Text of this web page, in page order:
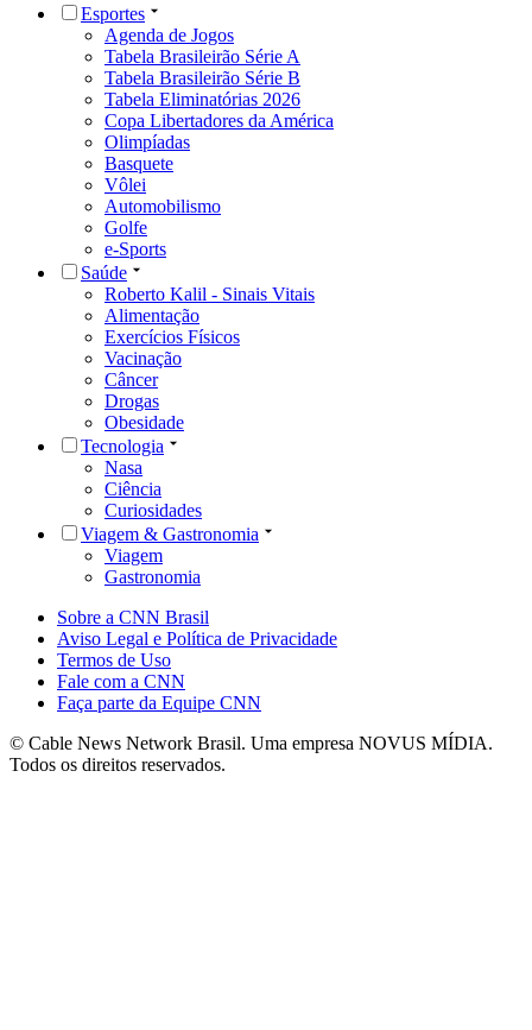
Esportes
Agenda de Jogos
Tabela Brasileirão Série A
Tabela Brasileirão Série B
Tabela Eliminatórias 2026
Copa Libertadores da América
Olimpíadas
Basquete
Vôlei
Automobilismo
Golfe
e-Sports
Saúde
Roberto Kalil - Sinais Vitais
Alimentação
Exercícios Físicos
Vacinação
Câncer
Drogas
Obesidade
Tecnologia
Nasa
Ciência
Curiosidades
Viagem & Gastronomia
Viagem
Gastronomia
Sobre a CNN Brasil
Aviso Legal e Política de Privacidade
Termos de Uso
Fale com a CNN
Faça parte da Equipe CNN
© Cable News Network Brasil. Uma empresa NOVUS MÍDIA.
Todos os direitos reservados.